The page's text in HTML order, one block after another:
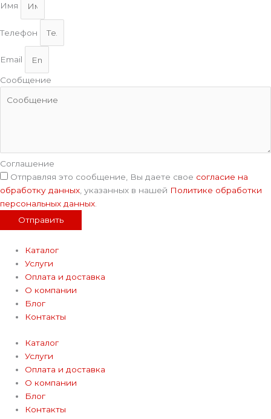
Имя
Телефон
Email
Сообщение
Соглашение
Отправляя это сообщение, Вы даете свое согласие на
обработку данных, указанных в нашей Политике обработки
персональных данных.
Отправить
Каталог
Услуги
Оплата и доставка
О компании
Блог
Контакты
Каталог
Услуги
Оплата и доставка
О компании
Блог
Контакты